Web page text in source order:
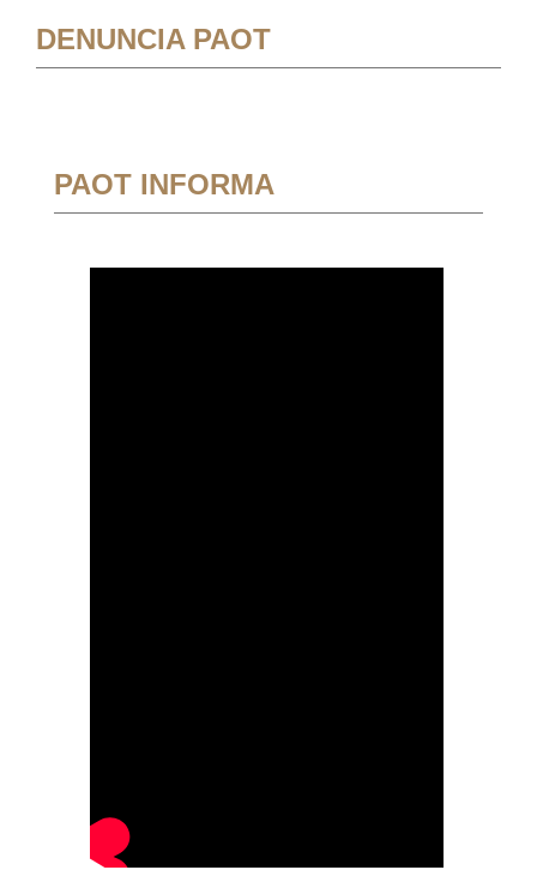
DENUNCIA PAOT
PAOT INFORMA